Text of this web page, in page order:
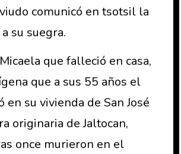
comunicó en tsotsil la
su suegra.
que falleció en casa,
que a sus 55 años el
en su vivienda de San José
originaria de Jaltocan,
once murieron en el